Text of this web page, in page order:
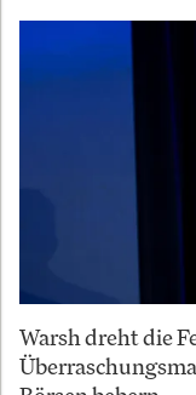
Warsh dreht die